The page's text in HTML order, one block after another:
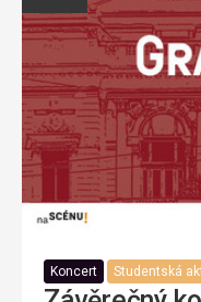
Koncert Studentská